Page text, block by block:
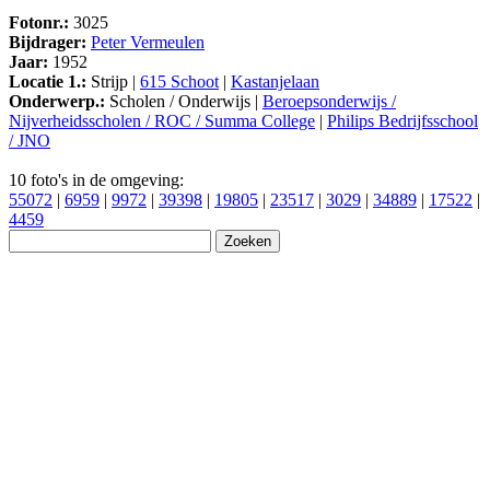
Fotonr.: 3025
Bijdrager: Peter Vermeulen
Jaar: 1952
Locatie 1.: Strijp | 615 Schoot | Kastanjelaan
Onderwerp.: Scholen / Onderwijs | Beroepsonderwijs /
Nijverheidsscholen / ROC / Summa College | Philips Bedrijfsschool
/ JNO
10 foto's in de omgeving:
55072 | 6959 | 9972 | 39398 | 19805 | 23517 | 3029 | 34889 | 17522 |
4459